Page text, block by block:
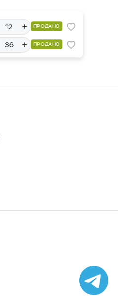
+ ПРОДАНО
+ ПРОДАНО